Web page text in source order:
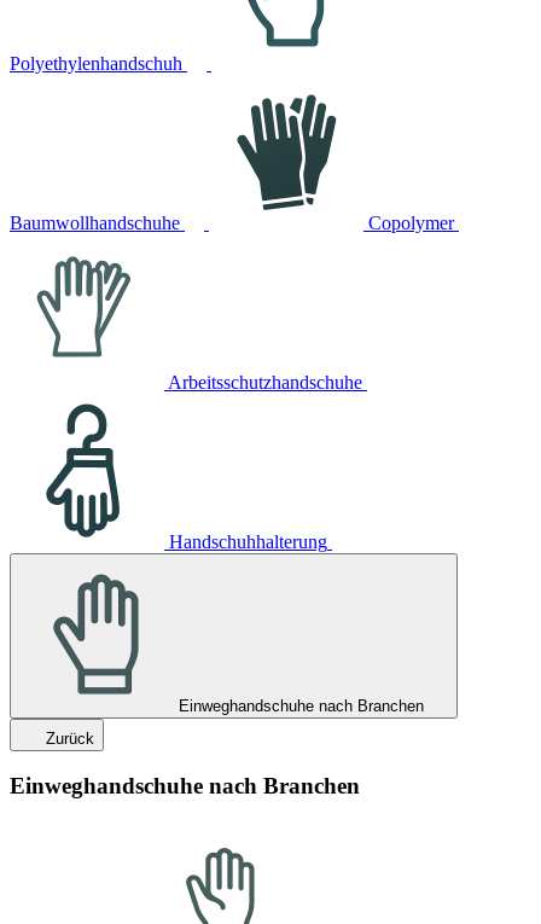
Polyethylenhandschuh
Baumwollhandschuhe Copolymer
Arbeitsschutzhandschuhe
Handschuhhalterung
Einweghandschuhe nach Branchen
Zurück
Einweghandschuhe nach Branchen